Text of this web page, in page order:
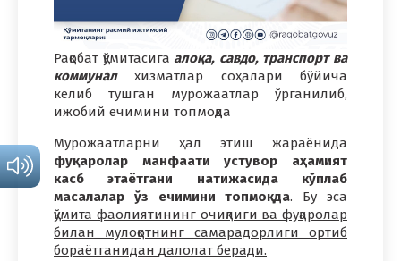
Рақобат қўмитасига алоқа, савдо, транспорт ва
коммуналхизматлар соҳалари бўйича
келиб тушган мурожаатлар ўрганилиб,
ижобий ечимини топмоқда
Мурожаатларни ҳал этиш жараёнида
фуқаролар манфаати устувор аҳамият
касб этаётгани натижасида кўплаб
масалалар ўз ечимини топмоқда. Бу эса
қўмита фаолиятининг очиқлиги ва фуқаролар
билан мулоқотнинг самарадорлиги ортиб
бораётганидан далолат беради.